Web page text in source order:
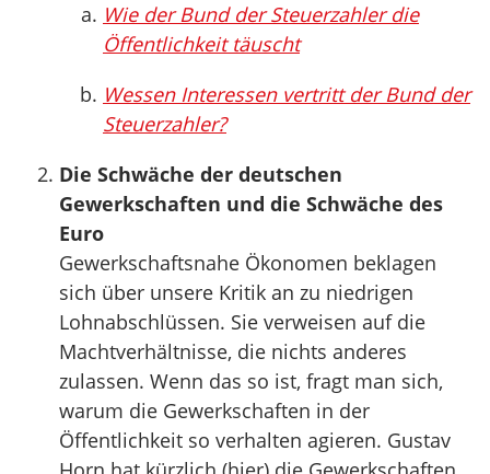
Wie der Bund der Steuerzahler die
Öffentlichkeit täuscht
Wessen Interessen vertritt der Bund der
Steuerzahler?
Die Schwäche der deutschen
Gewerkschaften und die Schwäche des
Euro
Gewerkschaftsnahe Ökonomen beklagen
sich über unsere Kritik an zu niedrigen
Lohnabschlüssen. Sie verweisen auf die
Machtverhältnisse, die nichts anderes
zulassen. Wenn das so ist, fragt man sich,
warum die Gewerkschaften in der
Öffentlichkeit so verhalten agieren. Gustav